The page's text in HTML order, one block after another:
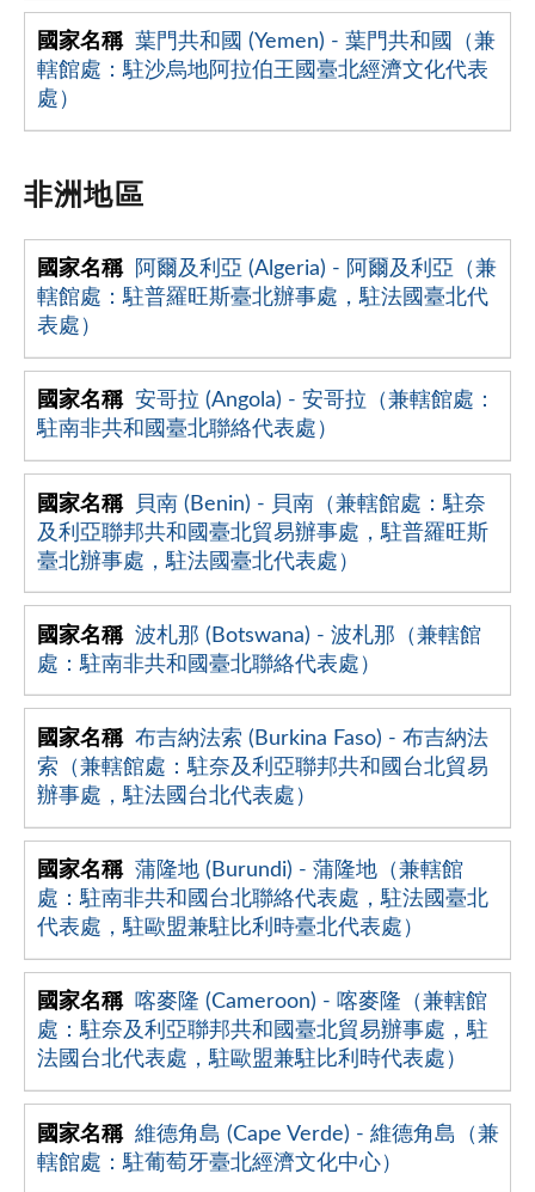
葉門共和國 (Yemen) - 葉門共和國（兼
轄館處：駐沙烏地阿拉伯王國臺北經濟文化代表
處）
非洲地區
阿爾及利亞 (Algeria) - 阿爾及利亞（兼
轄館處：駐普羅旺斯臺北辦事處，駐法國臺北代
表處）
安哥拉 (Angola) - 安哥拉（兼轄館處：
駐南非共和國臺北聯絡代表處）
貝南 (Benin) - 貝南（兼轄館處：駐奈
及利亞聯邦共和國臺北貿易辦事處，駐普羅旺斯
臺北辦事處，駐法國臺北代表處）
波札那 (Botswana) - 波札那（兼轄館
處：駐南非共和國臺北聯絡代表處）
布吉納法索 (Burkina Faso) - 布吉納法
索（兼轄館處：駐奈及利亞聯邦共和國台北貿易
辦事處，駐法國台北代表處）
蒲隆地 (Burundi) - 蒲隆地（兼轄館
處：駐南非共和國台北聯絡代表處，駐法國臺北
代表處，駐歐盟兼駐比利時臺北代表處）
喀麥隆 (Cameroon) - 喀麥隆（兼轄館
處：駐奈及利亞聯邦共和國臺北貿易辦事處，駐
法國台北代表處，駐歐盟兼駐比利時代表處）
維德角島 (Cape Verde) - 維德角島（兼
轄館處：駐葡萄牙臺北經濟文化中心）